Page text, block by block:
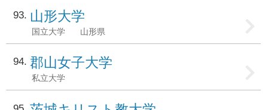
93 山形大学
国立大学 山形県
94 郡山女子大学
私立大学